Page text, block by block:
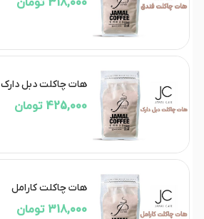
هات چاکلت دبل دارک
425,000 تومان
هات چاکلت کارامل
318,000 تومان